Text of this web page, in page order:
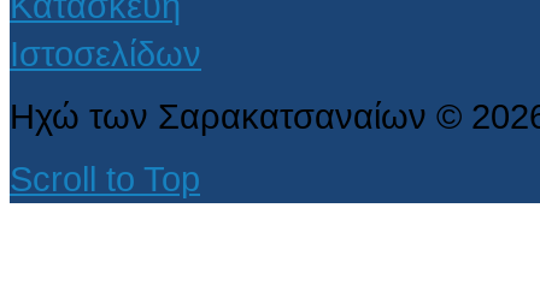
Ηχώ των Σαρακατσαναίων ©
Scroll to Top